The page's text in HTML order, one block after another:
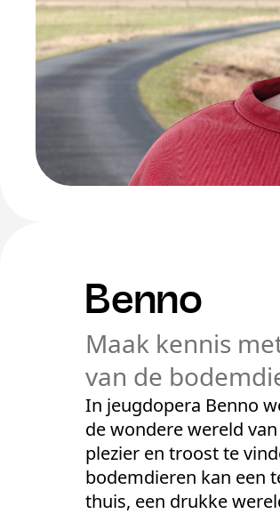
Benno
Maak kennis
van de
In jeugdopera Benno
de wondere wereld
plezier en troost te
bodemdieren kan een
thuis, een drukke